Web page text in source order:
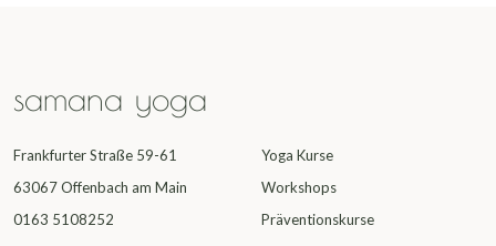
samana yoga
Frankfurter Straße 59-61
63067 Offenbach am Main
0163 5108252
Yoga Kurse
Workshops
Präventionskurse